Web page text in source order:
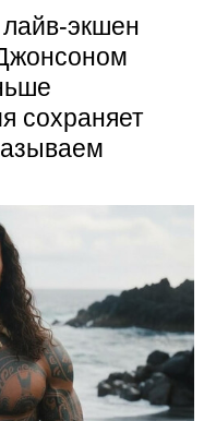
экшен
сохраняет